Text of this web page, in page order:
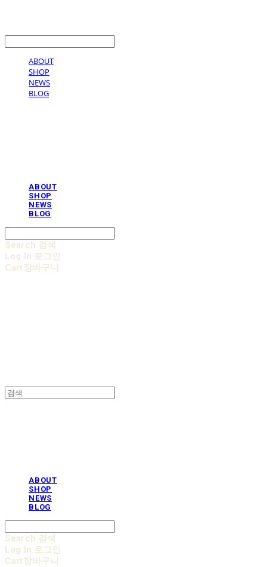
ABOUT
SHOP
NEWS
BLOG
ABOUT
SHOP
NEWS
BLOG
Search 검색
Log In 로그인
Cart장바구니
ABOUT
SHOP
NEWS
BLOG
Search 검색
Log In 로그인
Cart장바구니